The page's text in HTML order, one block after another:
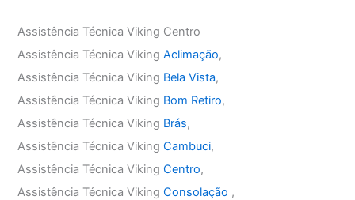
Assistência Técnica Viking Centro
Assistência Técnica VikingAclimação,
Assistência Técnica Viking Bela Vista,
Assistência Técnica Viking Bom Retiro,
Assistência Técnica Viking Brás,
Assistência Técnica VikingCambuci,
Assistência Técnica VikingCentro,
Assistência Técnica VikingConsolação ,